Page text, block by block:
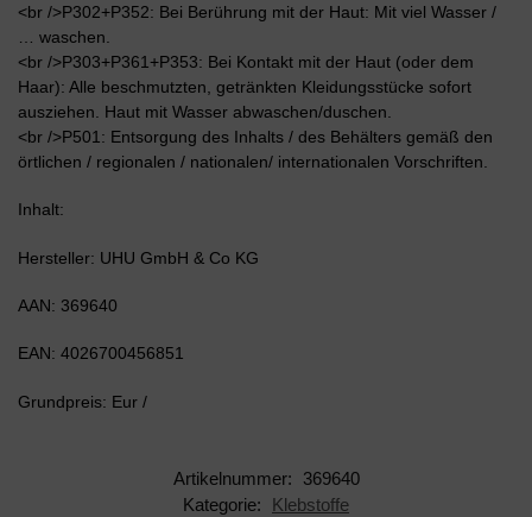
<br />P302+P352: Bei Berührung mit der Haut: Mit viel Wasser /
… waschen.
<br />P303+P361+P353: Bei Kontakt mit der Haut (oder dem
Haar): Alle beschmutzten, getränkten Kleidungsstücke sofort
ausziehen. Haut mit Wasser abwaschen/duschen.
<br />P501: Entsorgung des Inhalts / des Behälters gemäß den
örtlichen / regionalen / nationalen/ internationalen Vorschriften.
Inhalt:
Hersteller: UHU GmbH & Co KG
AAN: 369640
EAN: 4026700456851
Grundpreis: Eur /
Artikelnummer:
369640
Kategorie:
Klebstoffe